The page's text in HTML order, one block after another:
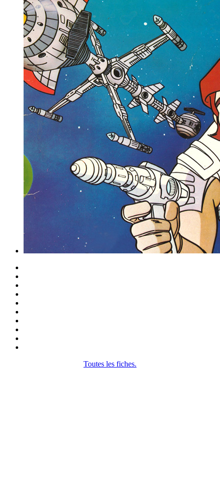
Toutes les fiches.